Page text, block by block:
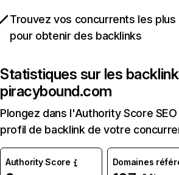
Trouvez vos concurrents les
pour obtenir des backlinks
Statistiques sur les
piracybound.com
Plongez dans l'Authority Score
profil de backlink de votre
Authority Score Domaines